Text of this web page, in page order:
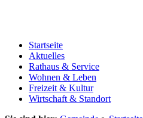
Startseite
Aktuelles
Rathaus & Service
Wohnen & Leben
Freizeit & Kultur
Wirtschaft & Standort